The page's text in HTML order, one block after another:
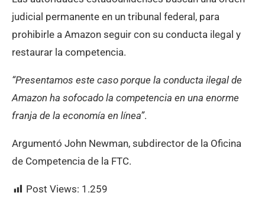
judicial permanente en un tribunal federal, para
prohibirle a Amazon seguir con su conducta ilegal y
restaurar la competencia.
“Presentamos este caso porque la conducta ilegal de
Amazon ha sofocado la competencia en una enorme
franja de la economía en línea”.
Argumentó John Newman, subdirector de la Oficina
de Competencia de la FTC.
Post Views: 1.259